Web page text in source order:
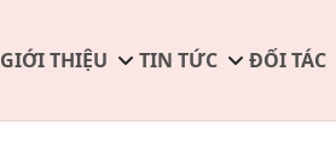
GIỚI THIỆU TIN TỨC ĐỐI TÁC